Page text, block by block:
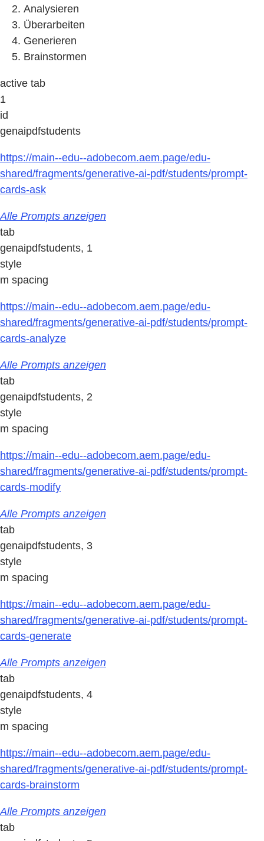
Analysieren
Überarbeiten
Generieren
Brainstormen
active tab
1
id
genaipdfstudents
https://main--edu--adobecom.aem.page/edu-
shared/fragments/generative-ai-pdf/students/prompt-
cards-ask
Alle Prompts anzeigen
tab
genaipdfstudents, 1
style
m spacing
https://main--edu--adobecom.aem.page/edu-
shared/fragments/generative-ai-pdf/students/prompt-
cards-analyze
Alle Prompts anzeigen
tab
genaipdfstudents, 2
style
m spacing
https://main--edu--adobecom.aem.page/edu-
shared/fragments/generative-ai-pdf/students/prompt-
cards-modify
Alle Prompts anzeigen
tab
genaipdfstudents, 3
style
m spacing
https://main--edu--adobecom.aem.page/edu-
shared/fragments/generative-ai-pdf/students/prompt-
cards-generate
Alle Prompts anzeigen
tab
genaipdfstudents, 4
style
m spacing
https://main--edu--adobecom.aem.page/edu-
shared/fragments/generative-ai-pdf/students/prompt-
cards-brainstorm
Alle Prompts anzeigen
tab